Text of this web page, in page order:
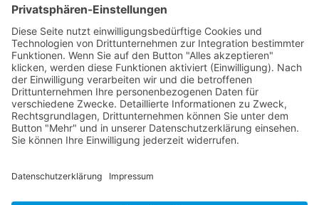
Versandinformationen
Verfügbarkeit/Verträglichkeit
Rechtliches
Widerrufsrecht und Widerrufsformular
Impressum
Datenschutzerklärung
Cookie-Einstellungen